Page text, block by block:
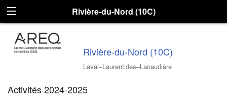
Rivière-du-Nord (10C)
Rivière-du-Nord (10C)
Laval–Laurentides–Lanaudière
Activités 2024-2025